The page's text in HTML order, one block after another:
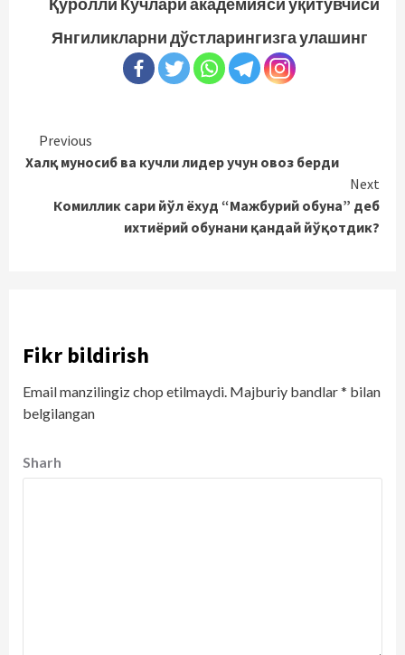
Янгиликларни дўстларингизга улашинг
Continue
Reading
Previous
Халқ муносиб ва кучли лидер учун овоз берди
Next
Комиллик сари йўл ёхуд “Мажбурий обуна” деб
ихтиёрий обунани қандай йўқотдик?
Fikr bildirish
Email manzilingiz chop etilmaydi. Majburiy bandlar* bilan
belgilangan
Sharh